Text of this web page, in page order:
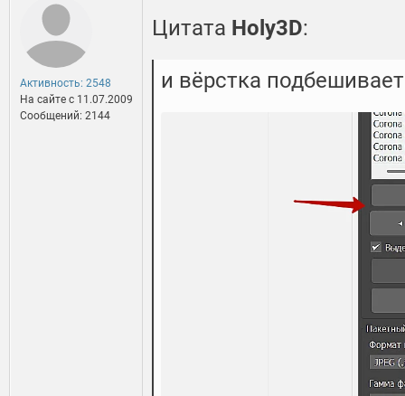
Активность: 2548
На сайте c 11.07.2009
Сообщений: 2144
Цитата Holy3D:
и вёрстка подбешивает